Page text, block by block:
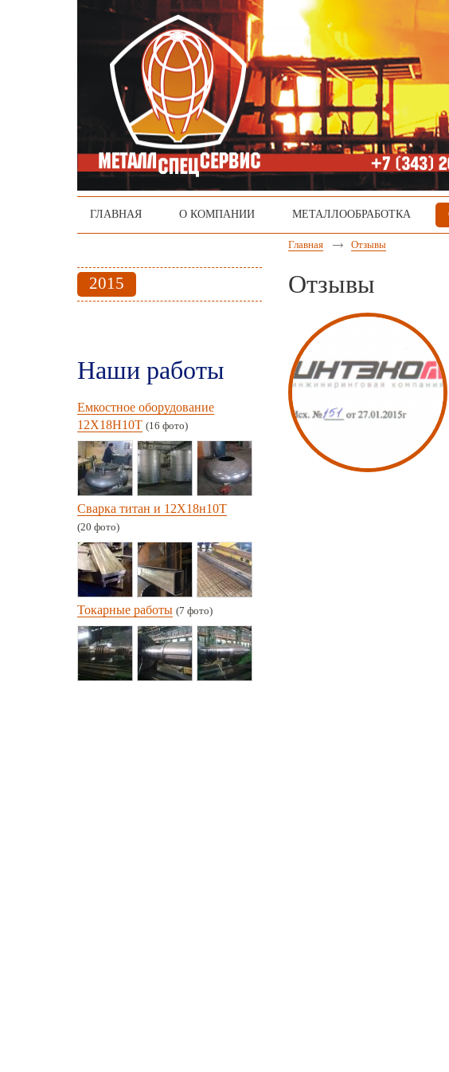
ГЛАВНАЯ О КОМПАНИИ МЕТАЛЛООБРАБОТКА
2015
Наши работы
Емкостное оборудование
12Х18Н10Т (16 фото)
Сварка титан и 12Х18н10Т
(20 фото)
Токарные работы (7 фото)
Главная Отзывы
Отзывы